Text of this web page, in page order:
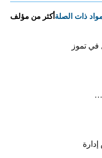
ذات الصلة أكثر من مؤلف
في تموز
إدارة